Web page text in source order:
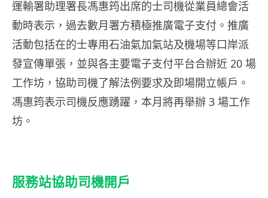
運輸署助理署長馮惠筠出席的士司機從業員總會活
動時表示，過去數月署方積極推廣電子支付。推廣
活動包括在的士專用石油氣加氣站及機場等口岸派
發宣傳單張，並與各主要電子支付平台合辦近 20 場
工作坊，協助司機了解法例要求及即場開立帳戶。
馮惠筠表示司機反應踴躍，本月將再舉辦 3 場工作
坊。
服務站協助司機開戶